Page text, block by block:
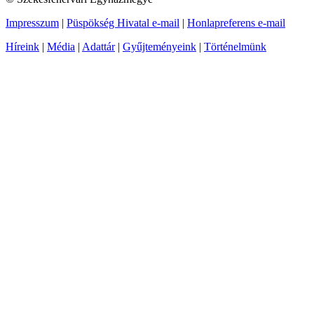
Impresszum | Püspökség Hivatal e-mail | Honlapreferens e-mail
Híreink | Média | Adattár| Gyűjteményeink | Történelmünk